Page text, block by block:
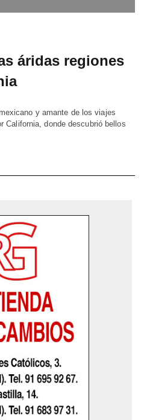
áridas regiones
y amante de los viajes
California, donde descubrió bellos